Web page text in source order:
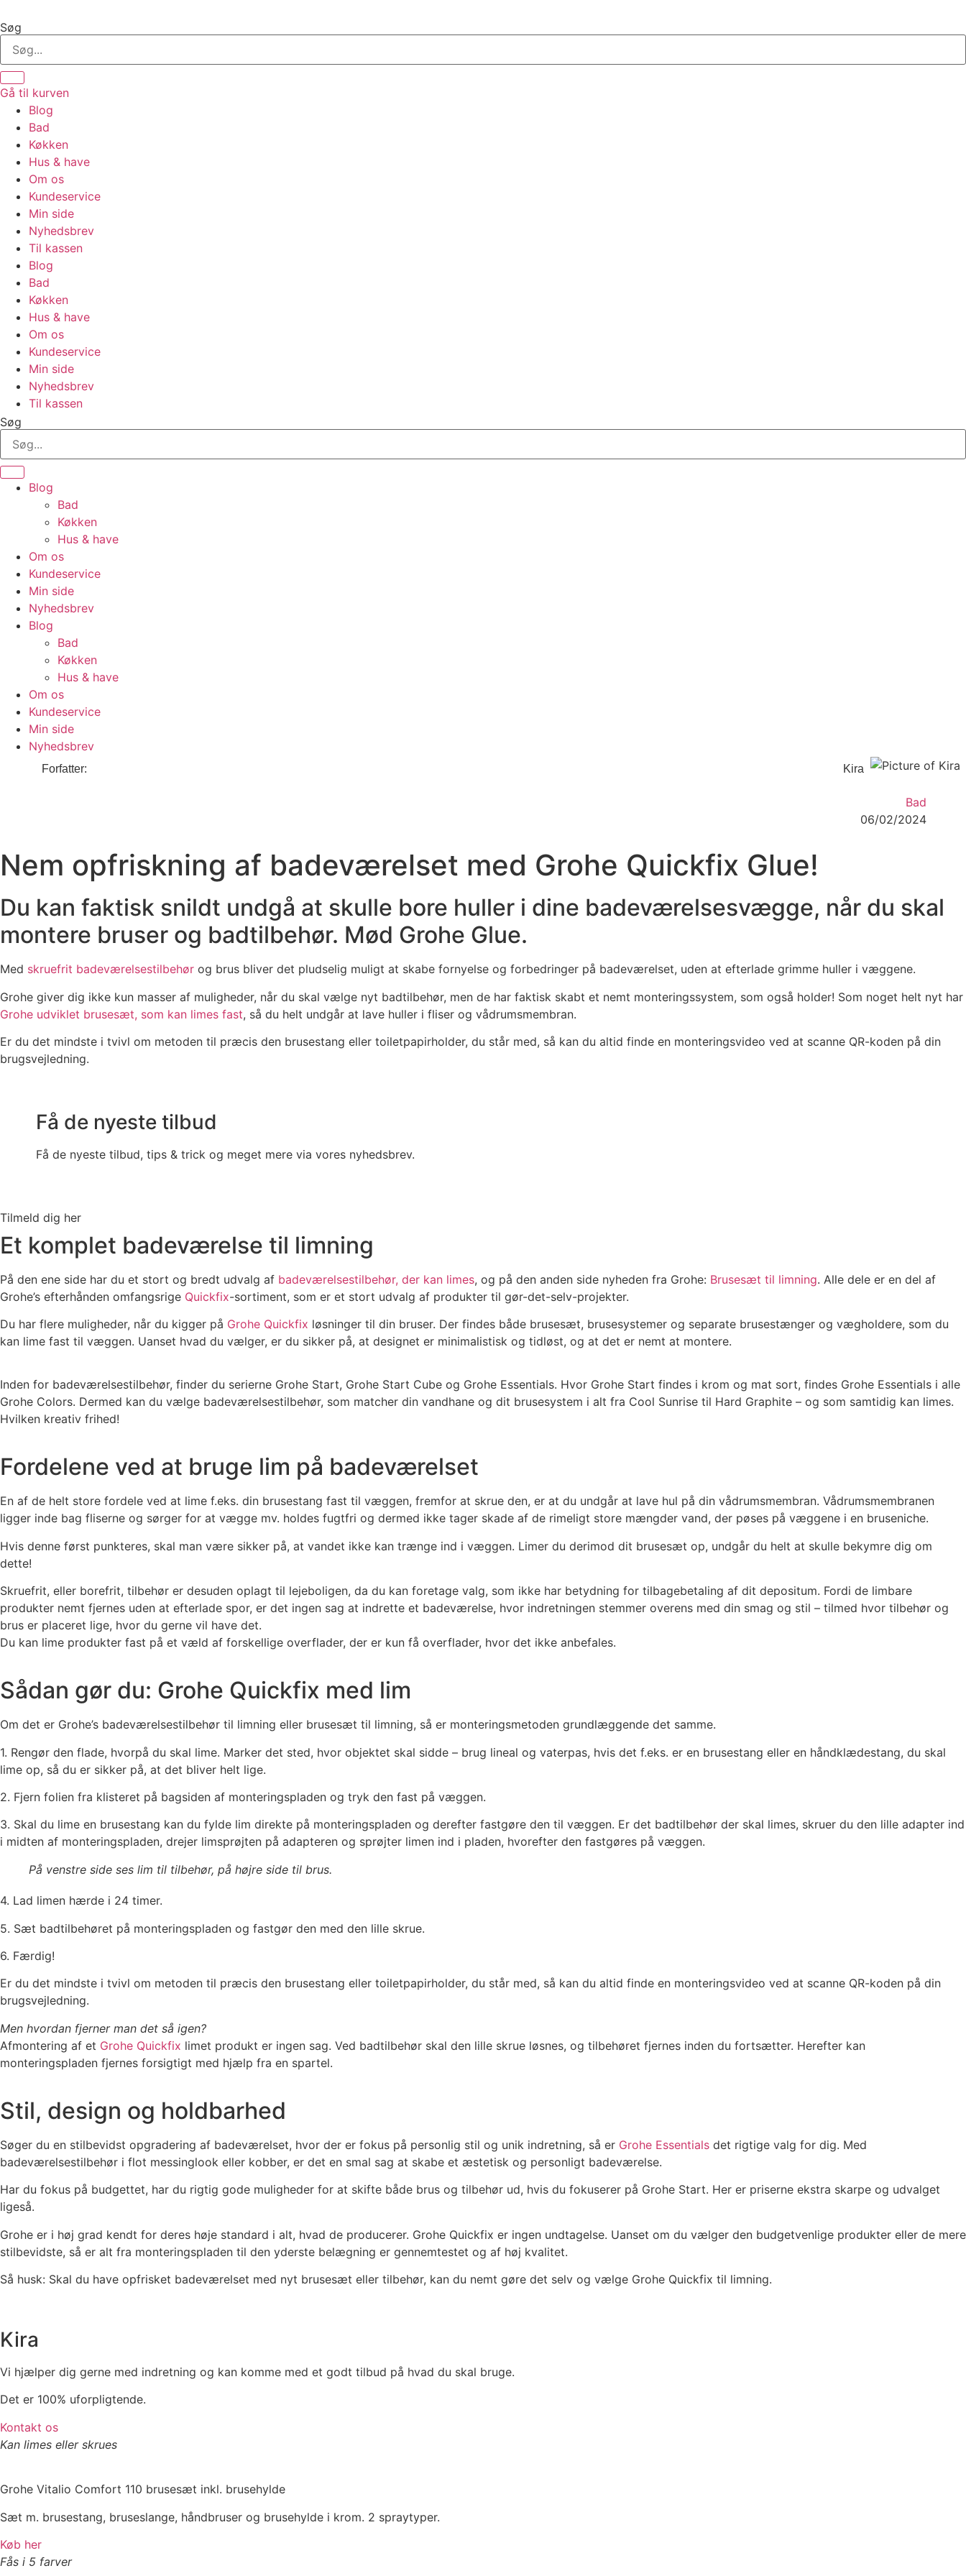
til
indhold
Søg
Gå til kurven
Blog
Bad
Køkken
Hus & have
Om os
Kundeservice
Min side
Nyhedsbrev
Til kassen
Blog
Bad
Køkken
Hus & have
Om os
Kundeservice
Min side
Nyhedsbrev
Til kassen
Søg
Blog
Bad
Køkken
Hus & have
Om os
Kundeservice
Min side
Nyhedsbrev
Blog
Bad
Køkken
Hus & have
Om os
Kundeservice
Min side
Nyhedsbrev
Kira
Bad
06/02/2024
Nem opfriskning af badeværelset med Grohe Quickfix Glue!
Du kan faktisk snildt undgå at skulle bore huller i dine badeværelsesvægge, når du skal
montere bruser og badtilbehør. Mød Grohe Glue.
Med skruefrit badeværelsestilbehør og brus bliver det pludselig muligt at skabe fornyelse og forbedringer på badeværelset, uden at efterlade grimme huller i væggene.
Grohe giver dig ikke kun masser af muligheder, når du skal vælge nyt badtilbehør, men de har faktisk skabt et nemt monteringssystem, som også holder! Som noget helt nyt har
Grohe udviklet brusesæt, som kan limes fast, så du helt undgår at lave huller i fliser og vådrumsmembran.
Er du det mindste i tvivl om metoden til præcis den brusestang eller toiletpapirholder, du står med, så kan du altid finde en monteringsvideo ved at scanne QR-koden på din
brugsvejledning.
Få de nyeste tilbud
Få de nyeste tilbud, tips & trick og meget mere via vores nyhedsbrev.
Tilmeld dig her
Et komplet badeværelse til limning
På den ene side har du et stort og bredt udvalg af badeværelsestilbehør, der kan limes, og på den anden side nyheden fra Grohe: Brusesæt til limning. Alle dele er en del af
Grohe’s efterhånden omfangsrige Quickfix-sortiment, som er et stort udvalg af produkter til gør-det-selv-projekter.
Du har flere muligheder, når du kigger på Grohe Quickfix løsninger til din bruser. Der findes både brusesæt, brusesystemer og separate brusestænger og vægholdere, som du
kan lime fast til væggen. Uanset hvad du vælger, er du sikker på, at designet er minimalistisk og tidløst, og at det er nemt at montere.
Inden for badeværelsestilbehør, finder du serierne Grohe Start, Grohe Start Cube og Grohe Essentials. Hvor Grohe Start findes i krom og mat sort, findes Grohe Essentials i alle
Grohe Colors. Dermed kan du vælge badeværelsestilbehør, som matcher din vandhane og dit brusesystem i alt fra Cool Sunrise til Hard Graphite – og som samtidig kan limes.
Hvilken kreativ frihed!
Fordelene ved at bruge lim på badeværelset
En af de helt store fordele ved at lime f.eks. din brusestang fast til væggen, fremfor at skrue den, er at du undgår at lave hul på din vådrumsmembran. Vådrumsmembranen
ligger inde bag fliserne og sørger for at vægge mv. holdes fugtfri og dermed ikke tager skade af de rimeligt store mængder vand, der pøses på væggene i en bruseniche.
Hvis denne først punkteres, skal man være sikker på, at vandet ikke kan trænge ind i væggen. Limer du derimod dit brusesæt op, undgår du helt at skulle bekymre dig om
dette!
Skruefrit, eller borefrit, tilbehør er desuden oplagt til lejeboligen, da du kan foretage valg, som ikke har betydning for tilbagebetaling af dit depositum. Fordi de limbare
produkter nemt fjernes uden at efterlade spor, er det ingen sag at indrette et badeværelse, hvor indretningen stemmer overens med din smag og stil – tilmed hvor tilbehør og
brus er placeret lige, hvor du gerne vil have det.
Du kan lime produkter fast på et væld af forskellige overflader, der er kun få overflader, hvor det ikke anbefales.
Sådan gør du: Grohe Quickfix med lim
Om det er Grohe’s badeværelsestilbehør til limning eller brusesæt til limning, så er monteringsmetoden grundlæggende det samme.
1. Rengør den flade, hvorpå du skal lime. Marker det sted, hvor objektet skal sidde – brug lineal og vaterpas, hvis det f.eks. er en brusestang eller en håndklædestang, du skal
lime op, så du er sikker på, at det bliver helt lige.
2. Fjern folien fra klisteret på bagsiden af monteringspladen og tryk den fast på væggen.
3. Skal du lime en brusestang kan du fylde lim direkte på monteringspladen og derefter fastgøre den til væggen. Er det badtilbehør der skal limes, skruer du den lille adapter ind
i midten af monteringspladen, drejer limsprøjten på adapteren og sprøjter limen ind i pladen, hvorefter den fastgøres på væggen.
På venstre side ses lim til tilbehør, på højre side til brus.
4. Lad limen hærde i 24 timer.
5. Sæt badtilbehøret på monteringspladen og fastgør den med den lille skrue.
6. Færdig!
Er du det mindste i tvivl om metoden til præcis den brusestang eller toiletpapirholder, du står med, så kan du altid finde en monteringsvideo ved at scanne QR-koden på din
brugsvejledning.
Men hvordan fjerner man det så igen?
Afmontering af et Grohe Quickfix limet produkt er ingen sag. Ved badtilbehør skal den lille skrue løsnes, og tilbehøret fjernes inden du fortsætter. Herefter kan
monteringspladen fjernes forsigtigt med hjælp fra en spartel.
Stil, design og holdbarhed
Søger du en stilbevidst opgradering af badeværelset, hvor der er fokus på personlig stil og unik indretning, så er Grohe Essentials det rigtige valg for dig. Med
badeværelsestilbehør i flot messinglook eller kobber, er det en smal sag at skabe et æstetisk og personligt badeværelse.
Har du fokus på budgettet, har du rigtig gode muligheder for at skifte både brus og tilbehør ud, hvis du fokuserer på Grohe Start. Her er priserne ekstra skarpe og udvalget
ligeså.
Grohe er i høj grad kendt for deres høje standard i alt, hvad de producerer. Grohe Quickfix er ingen undtagelse. Uanset om du vælger den budgetvenlige produkter eller de mere
stilbevidste, så er alt fra monteringspladen til den yderste belægning er gennemtestet og af høj kvalitet.
Så husk: Skal du have opfrisket badeværelset med nyt brusesæt eller tilbehør, kan du nemt gøre det selv og vælge Grohe Quickfix til limning.
Kira
Vi hjælper dig gerne med indretning og kan komme med et godt tilbud på hvad du skal bruge.
Det er 100% uforpligtende.
Kontakt os
Kan limes eller skrues
Grohe Vitalio Comfort 110 brusesæt inkl. brusehylde
Sæt m. brusestang, bruseslange, håndbruser og brusehylde i krom. 2 spraytyper.
Køb her
Fås i 5 farver